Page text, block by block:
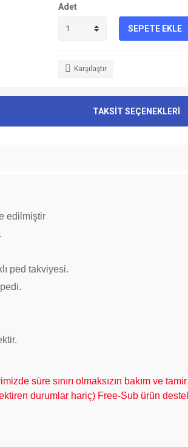
Adet
SEPETE EKLE
Karşılaştır
TAKSİT SEÇENEKLERİ
edilmiştir
ped takviyesi.
süre sınırı olmaksızın bakım ve
durumlar hariç) Free-Sub ürün